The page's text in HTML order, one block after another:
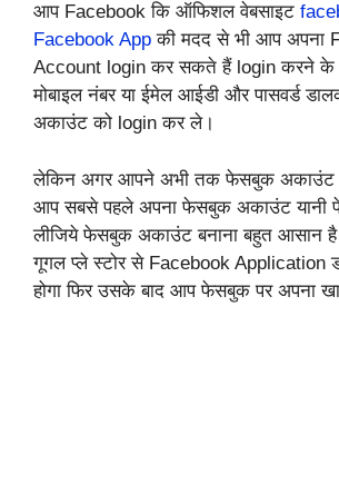
आप Facebook कि ऑफिशल वेबसाइट
Facebook App की मदद से भी आप अपना
Account login कर सकते हैं login करने के
मोबाइल नंबर या ईमेल आईडी और पासवर्ड
अकाउंट को login कर ले।
लेकिन अगर आपने अभी तक फेसबुक अकाउंट
आप सबसे पहले अपना फेसबुक अकाउंट यानी
लीजिये फेसबुक अकाउंट बनाना बहुत आसान
गूगल प्ले स्टोर से Facebook Application
होगा फिर उसके बाद आप फेसबुक पर अपना